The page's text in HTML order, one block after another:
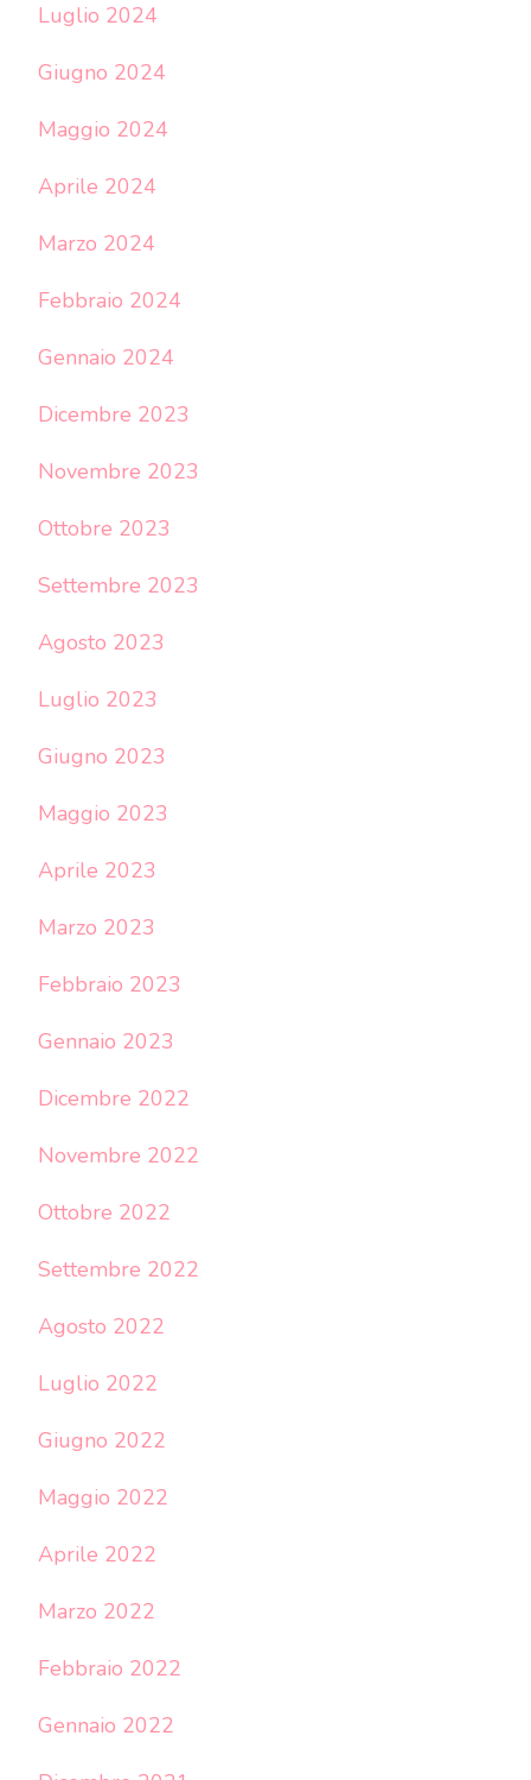
Luglio 2024
Giugno 2024
Maggio 2024
Aprile 2024
Marzo 2024
Febbraio 2024
Gennaio 2024
Dicembre 2023
Novembre 2023
Ottobre 2023
Settembre 2023
Agosto 2023
Luglio 2023
Giugno 2023
Maggio 2023
Aprile 2023
Marzo 2023
Febbraio 2023
Gennaio 2023
Dicembre 2022
Novembre 2022
Ottobre 2022
Settembre 2022
Agosto 2022
Luglio 2022
Giugno 2022
Maggio 2022
Aprile 2022
Marzo 2022
Febbraio 2022
Gennaio 2022